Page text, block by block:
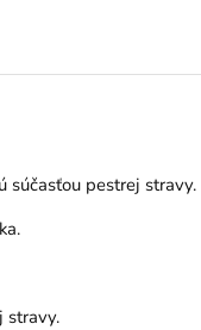
súčasťou pestrej stravy.
stravy.